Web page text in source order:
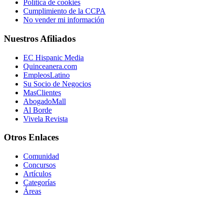
Política de cookies
Cumplimiento de la CCPA
No vender mi información
Nuestros Afiliados
EC Hispanic Media
Quinceanera.com
EmpleosLatino
Su Socio de Negocios
MasClientes
AbogadoMall
Al Borde
Vivela Revista
Otros Enlaces
Comunidad
Concursos
Artículos
Categorías
Áreas